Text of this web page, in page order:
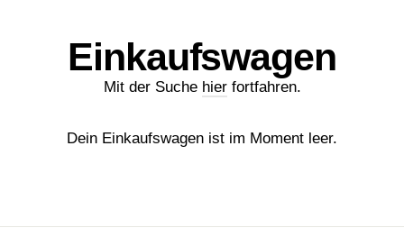
Einkaufswagen
Mit der Suche hierfortfahren.
Dein Einkaufswagen ist im Moment leer.